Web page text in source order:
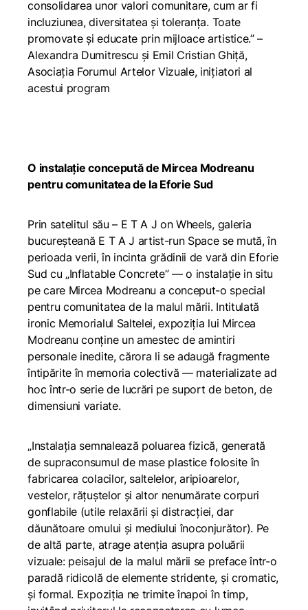
consolidarea unor valori comunitare, cum ar fi
incluziunea, diversitatea și toleranța. Toate
promovate și educate prin mijloace artistice.”–
Alexandra Dumitrescu și Emil Cristian Ghiță,
Asociația Forumul Artelor Vizuale, inițiatori al
acestui program
O instalație concepută de Mircea Modreanu
pentru comunitatea de la Eforie Sud
Prin satelitul său – E T A J on Wheels, galeria
bucureșteană E T A J artist-run Space se mută, în
perioada verii, în incinta grădinii de vară din Eforie
Sud cu „Inflatable Concrete” — o instalație in situ
pe care Mircea Modreanu a conceput-o special
pentru comunitatea de la malul mării. Intitulată
ironic Memorialul Saltelei, expoziția lui Mircea
Modreanu conține un amestec de amintiri
personale inedite, cărora li se adaugă fragmente
întipărite în memoria colectivă — materializate ad
hoc într-o serie de lucrări pe suport de beton, de
dimensiuni variate.
„Instalația semnalează poluarea fizică, generată
de supraconsumul de mase plastice folosite în
fabricarea colacilor, saltelelor, aripioarelor,
vestelor, rățuștelor și altor nenumărate corpuri
gonflabile (utile relaxării și distracției, dar
dăunătoare omului și mediului înoconjurător). Pe
de altă parte, atrage atenția asupra poluării
vizuale: peisajul de la malul mării se preface într-o
paradă ridicolă de elemente stridente, și cromatic,
și formal. Expoziția ne trimite înapoi în timp,